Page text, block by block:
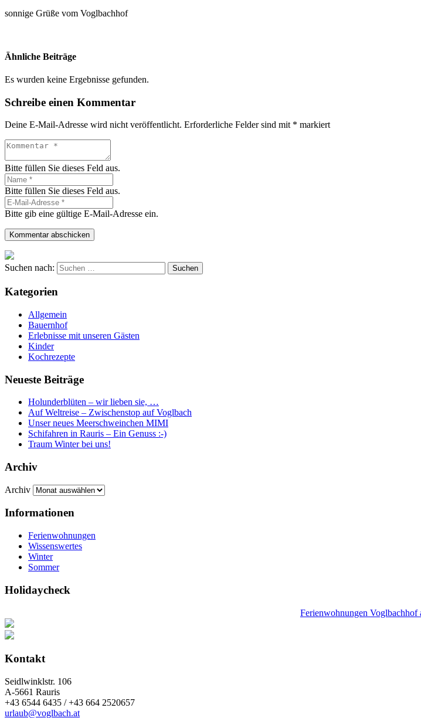
sonnige Grüße vom Voglbachhof
Ähnliche Beiträge
Es wurden keine Ergebnisse gefunden.
Schreibe einen Kommentar
Deine E-Mail-Adresse wird nicht veröffentlicht. Erforderliche Felder sind mit * markiert
Bitte füllen Sie dieses Feld aus.
Bitte füllen Sie dieses Feld aus.
Bitte gib eine gültige E-Mail-Adresse ein.
Kommentar abschicken
Suchen nach:
Kategorien
Allgemein
Bauernhof
Erlebnisse mit unseren Gästen
Kinder
Kochrezepte
Neueste Beiträge
Holunderblüten – wir lieben sie, …
Auf Weltreise – Zwischenstop auf Voglbach
Unser neues Meerschweinchen MIMI
Schifahren in Rauris – Ein Genuss :-)
Traum Winter bei uns!
Archiv
Archiv
Informationen
Ferienwohnungen
Wissenswertes
Winter
Sommer
Holidaycheck
Ferienwohnungen
Kontakt
Seidlwinklstr. 106
A-5661 Rauris
+43 6544 6435 / +43 664 2520657
urlaub@voglbach.at